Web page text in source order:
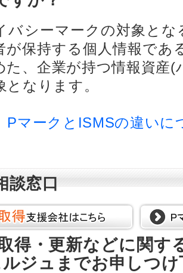
バシーマークの対象と
が保持する個人情報であ
た、企業が持つ情報資産
となります。
PマークとISMSの違いに
談窓口
得・更新などに関す
ジュまでお申しつ